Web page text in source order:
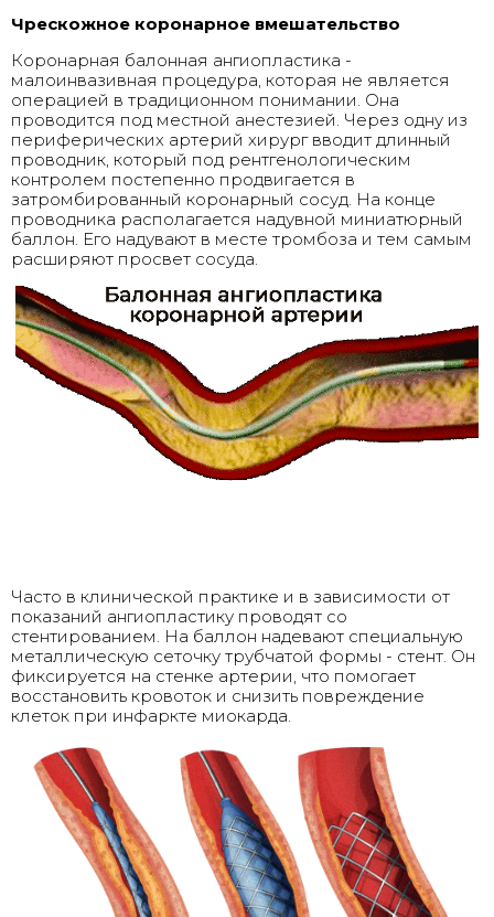
Чрескожное коронарное вмешательство
Коронарная балонная ангиопластика -
малоинвазивная процедура, которая не является
операцией в традиционном понимании. Она
проводится под местной анестезией. Через одну из
периферических артерий хирург вводит длинный
проводник, который под рентгенологическим
контролем постепенно продвигается в
затромбированный коронарный сосуд. На конце
проводника располагается надувной миниатюрный
баллон. Его надувают в месте тромбоза и тем самым
расширяют просвет сосуда.
Часто в клинической практике и в зависимости от
показаний ангиопластику проводят со
стентированием. На баллон надевают специальную
металлическую сеточку трубчатой формы - стент. Он
фиксируется на стенке артерии, что помогает
восстановить кровоток и снизить повреждение
клеток при инфаркте миокарда.